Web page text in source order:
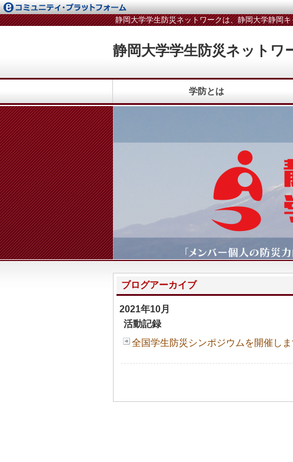
静岡大学学生防災ネットワ
静岡大学学生防災ネットワークは、静岡大学静岡
学防とは
ブログアーカイブ
2021年10月
活動記録
全国学生防災シンポジウムを開催しま